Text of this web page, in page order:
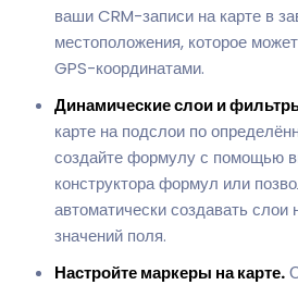
ваши CRM-записи на карте в
местоположения, которое
GPS-координатами.
Динамические слои и
карте на подслои по
создайте формулу с помощью
конструктора формул или
автоматически создавать слои
значений поля.
Настройте маркеры на карте.